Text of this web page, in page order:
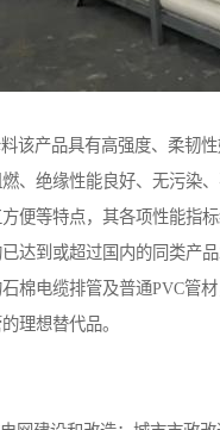
该产品具有高强度、柔韧
、绝缘性能良好、无污染
便等特点，其各项性能指
达到或超过国内的同类产
棉电缆排管及普通PVC管
理想替代品。